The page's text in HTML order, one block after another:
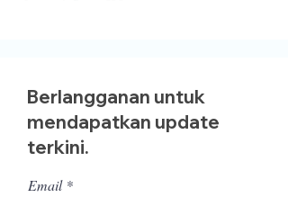
Berlangganan untuk
mendapatkan update
terkini.
Email